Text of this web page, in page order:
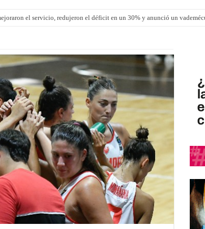
el servicio, redujeron el déficit en un 30% y anunció un